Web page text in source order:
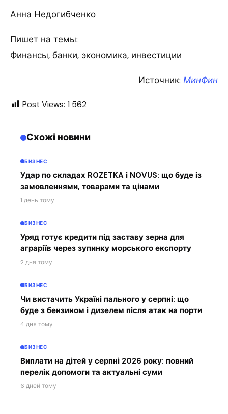
Анна Недогибченко
Пишет на темы:
Финансы, банки, экономика, инвестиции
Источник: МинФин
Post Views: 1 562
Схожі новини
БИЗНЕС
Удар по складах ROZETKA і NOVUS: що буде із
замовленнями, товарами та цінами
1 день тому
БИЗНЕС
Уряд готує кредити під заставу зерна для
аграріїв через зупинку морського експорту
2 дня тому
БИЗНЕС
Чи вистачить Україні пального у серпні: що
буде з бензином і дизелем після атак на порти
4 дня тому
БИЗНЕС
Виплати на дітей у серпні 2026 року: повний
перелік допомоги та актуальні суми
6 дней тому